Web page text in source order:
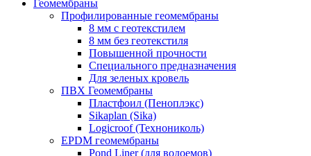
Геомембраны
Профилированные геомембраны
8 мм с геотекстилем
8 мм без геотекстиля
Повышенной прочности
Специального предназначения
Для зеленых кровель
ПВХ Геомембраны
Пластфоил (Пеноплэкс)
Sikaplan (Sika)
Logicroof (Технониколь)
EPDM геомембраны
Pond Liner (для водоемов)